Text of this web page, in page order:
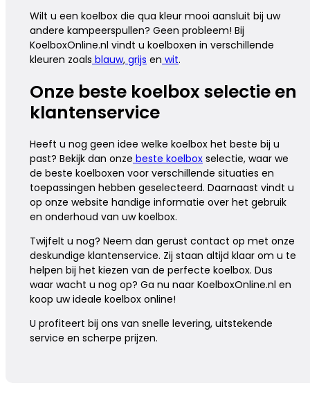
Wilt u een koelbox die qua kleur mooi aansluit bij uw
andere kampeerspullen? Geen probleem! Bij
KoelboxOnline.nl vindt u koelboxen in verschillende
kleuren zoals blauw, grijs en wit.
Onze beste koelbox selectie en
klantenservice
Heeft u nog geen idee welke koelbox het beste bij u
past? Bekijk dan onze beste koelbox selectie, waar we
de beste koelboxen voor verschillende situaties en
toepassingen hebben geselecteerd. Daarnaast vindt u
op onze website handige informatie over het gebruik
en onderhoud van uw koelbox.
Twijfelt u nog? Neem dan gerust contact op met onze
deskundige klantenservice. Zij staan altijd klaar om u te
helpen bij het kiezen van de perfecte koelbox. Dus
waar wacht u nog op? Ga nu naar KoelboxOnline.nl en
koop uw ideale koelbox online!
U profiteert bij ons van snelle levering, uitstekende
service en scherpe prijzen.